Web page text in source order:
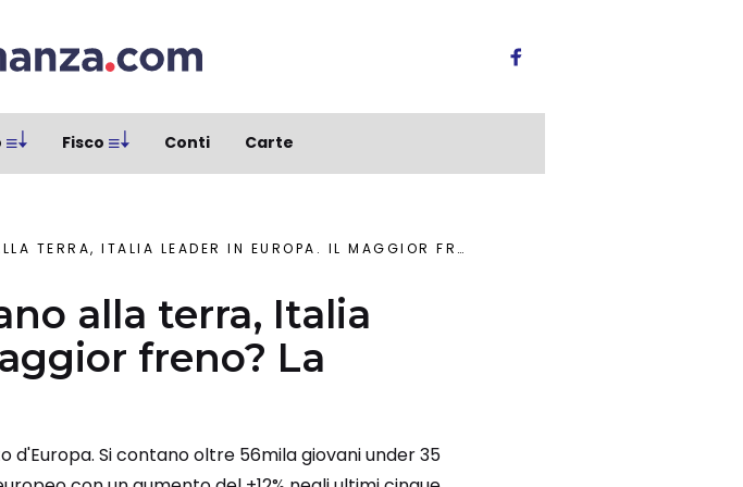
Fisco Conti Carte
ITALIA LEADER IN EUROPA. IL MAGGIOR FRENO? LA BUROCRAZIA
alla terra, Italia
freno? La
Si contano oltre 56mila giovani under 35